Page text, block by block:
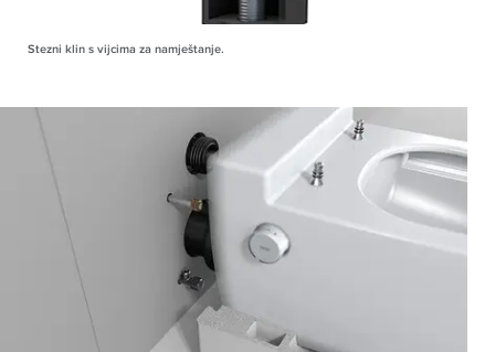
Stezni klin s vijcima za namještanje.